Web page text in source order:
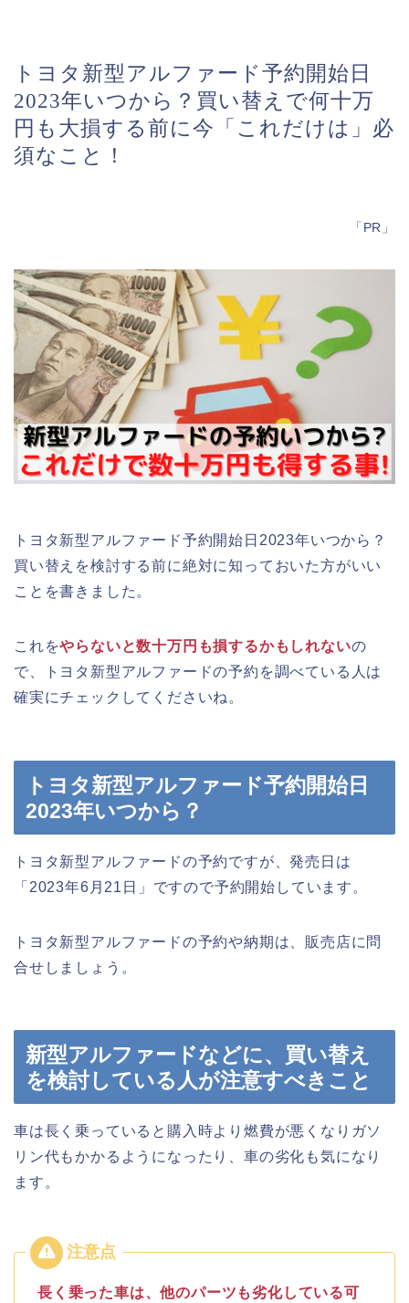
トヨタ新型アルファード予約開始日
2023年いつから？買い替えで何十万
円も大損する前に今「これだけは」必
須なこと！
「PR」
トヨタ新型アルファード予約開始日2023年いつから？
買い替えを検討する前に絶対に知っておいた方がいい
ことを書きました。
これをやらないと数十万円も損するかもしれないの
で、トヨタ新型アルファードの予約を調べている人は
確実にチェックしてくださいね。
トヨタ新型アルファード予約開始日
2023年いつから？
トヨタ新型アルファードの予約ですが、発売日は
「2023年6月21日」ですので予約開始しています。
トヨタ新型アルファードの予約や納期は、販売店に問
合せしましょう。
新型アルファードなどに、買い替え
を検討している人が注意すべきこと
車は長く乗っていると購入時より燃費が悪くなりガソ
リン代もかかるようになったり、車の劣化も気になり
ます。
長く乗った車は、他のパーツも劣化している可